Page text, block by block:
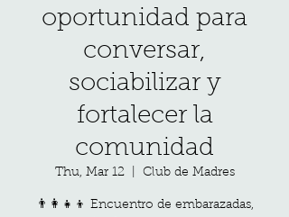
oportunidad para
conversar,
sociabilizar y
fortalecer la
comunidad
Thu, Mar 12
  |
Club de Madres
👨‍👩‍👧‍👦 Encuentro de embarazadas,